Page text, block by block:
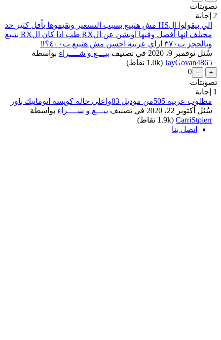
تصويتات
2 إجابة
الي بيقولوا الHS مش هتبيع بسبب التسعير وبقيموها بأقل كتير حد
مختلف انها أفضل وفيها اوبشن عن الRX طب اذا كان الRX بتبيع
وبالحجز ب٣٧٠ ازاي عربيه احسن مش هتبيع ب٤٠٠؟!!
سُئل نوفمبر 9، 2020 في تصنيف بيـــع و شــــراء بواسطة
JayGovan4865
(
1.0k نقاط)
0
تصويتات
1 إجابة
مطلوب عربيه 505من موديل 83واعلي حاله كويسه اتوماتيك باور
سُئل أكتوبر 22، 2020 في تصنيف بيـــع و شــــراء بواسطة
CarriStpierr
(
1.9k نقاط)
اتصل بنا
...